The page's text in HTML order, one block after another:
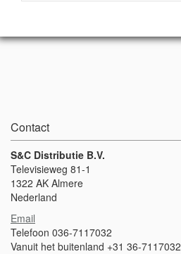
Contact
S&C Distributie B.V.
Televisieweg 81-1
1322 AK Almere
Nederland
Email
Telefoon 036-7117032
Vanuit het buitenland +31 36-7117032